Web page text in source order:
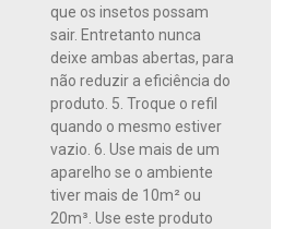
que os insetos possam
sair. Entretanto nunca
deixe ambas abertas, para
não reduzir a eficiência do
produto. 5. Troque o refil
quando o mesmo estiver
vazio. 6. Use mais de um
aparelho se o ambiente
tiver mais de 10m² ou
20m³. Use este produto